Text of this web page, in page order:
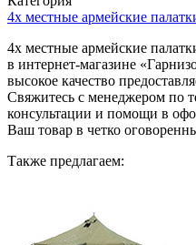
4х местные армейские
4х местные армейские
в интернет-магазине
высокое качество
Свяжитесь с менеджером по
консультации и помощи в
Ваш товар в четко
Также предлагаем: